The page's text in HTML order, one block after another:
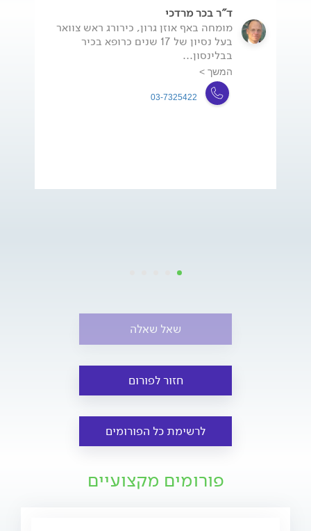
ד"ר בכר מרדכי
מומחה באף אוזן גרון, כירורג ראש צוואר
בעל נסיון של 17 שנים כרופא בכיר
בבלינסון...
המשך >
03-7325422
שאל שאלה
חזור לפורום
לרשימת כל הפורומים
פורומים מקצועיים